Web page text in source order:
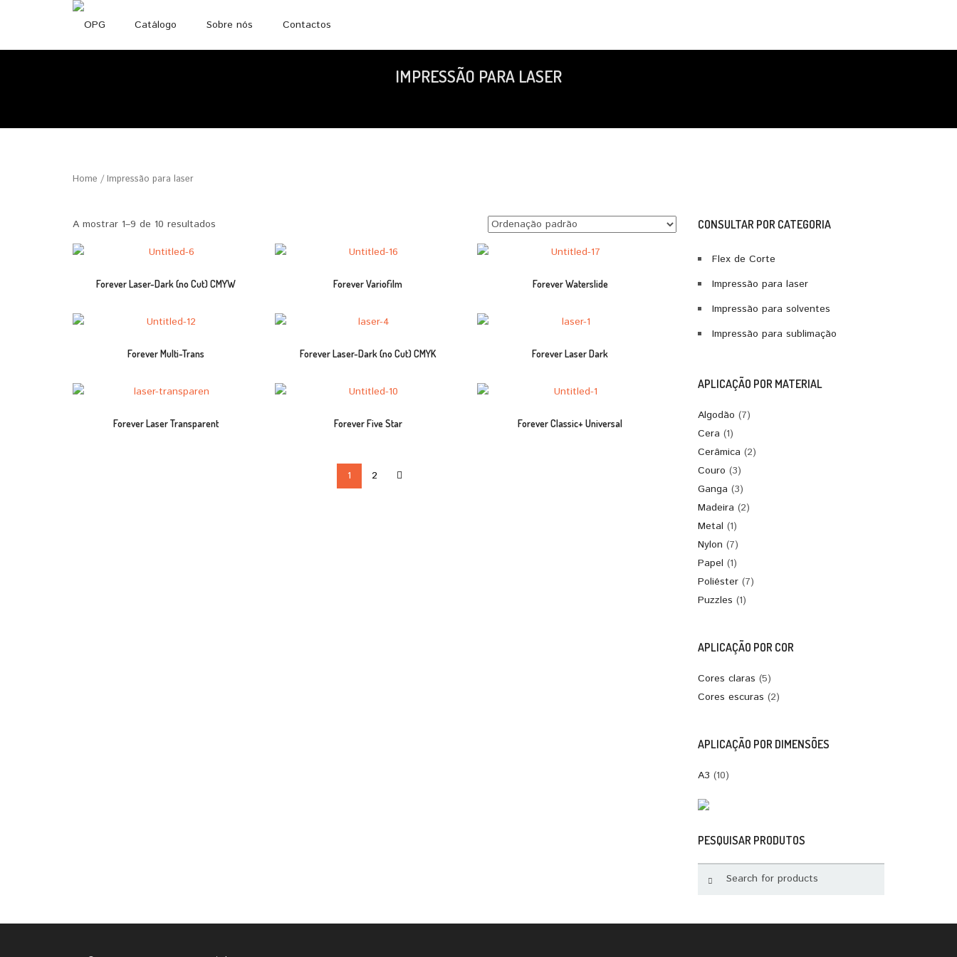
Catálogo Sobre nós Contactos
IMPRESSÃO PARA LASER
Home / Impressão para laser
A mostrar 1–9 de 10 resultados
Forever Laser-Dark (no Cut) CMYW Forever Variofilm Forever Waterslide
Forever Multi-Trans Forever Laser-Dark (no Cut) CMYK Forever Laser Dark
Forever Laser Transparent Forever Five Star Forever Classic+ Universal
1 2
CONSULTAR POR CATEGORIA
Flex de Corte
Impressão para laser
Impressão para solventes
Impressão para sublimação
APLICAÇÃO POR MATERIAL
Algodão (7)
Cera (1)
Cerâmica (2)
Couro (3)
Ganga (3)
Madeira (2)
Metal (1)
Nylon (7)
Papel (1)
Poliéster (7)
Puzzles (1)
APLICAÇÃO POR COR
Cores claras (5)
Cores escuras (2)
APLICAÇÃO POR DIMENSÕES
A3 (10)
PESQUISAR PRODUTOS